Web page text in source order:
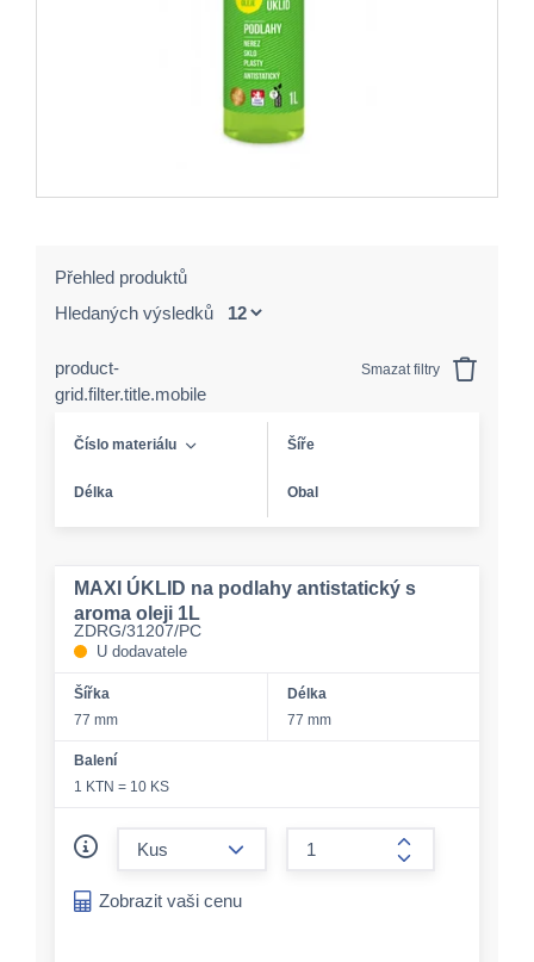
Přehled produktů
Hledaných výsledků
product-
grid.filter.title.mobile
Smazat filtry
Číslo materiálu Šíře
Délka Obal
MAXI ÚKLID na podlahy antistatický s
aroma oleji 1L
ZDRG/31207/PC
U dodavatele
Šířka
77 mm
Délka
77 mm
Balení
1 KTN = 10 KS
form.increase-
Zobrazit vaši cenu